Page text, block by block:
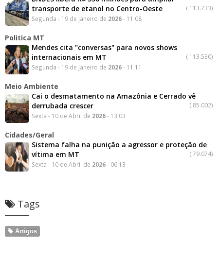
transporte de etanol no Centro-Oeste
( 113.733)
Segunda - 19 de Janeiro de 2026- 11:08
Politica MT
Mendes cita "conversas" para novos shows
internacionais em MT
( 113.530)
Segunda - 19 de Janeiro de 2026- 11:11
Meio Ambiente
Cai o desmatamento na Amazônia e Cerrado vê
derrubada crescer
( 85.002)
Sexta - 10 de Abril de 2026- 13:03
Cidades/Geral
Sistema falha na punição a agressor e proteção de
vítima em MT
(79.074)
Sexta - 10 de Abril de 2026- 06:13
Tags
Artigos